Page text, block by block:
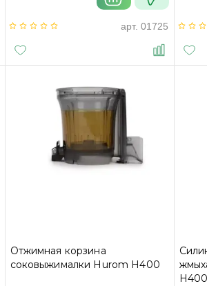
арт. 01725
Отжимная корзина
соковыжималки Hurom H400